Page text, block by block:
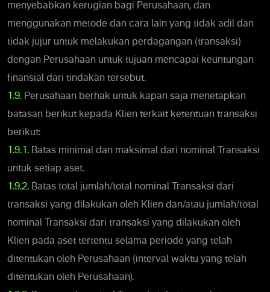
menyebabkan kerugian bagi Perusahaan, dan
menggunakan metode dan cara lain yang tidak adil dan
tidak jujur untuk melakukan perdagangan (transaksi)
dengan Perusahaan untuk tujuan mencapai keuntungan
finansial dari tindakan tersebut.
1.9. Perusahaan berhak untuk kapan saja menetapkan
batasan berikut kepada Klien terkait ketentuan transaksi
berikut:
1.9.1. Batas minimal dan maksimal dari nominal Transaksi
untuk setiap aset.
1.9.2. Batas total jumlah/total nominal Transaksi dari
transaksi yang dilakukan oleh Klien dan/atau jumlah/total
nominal Transaksi dari transaksi yang dilakukan oleh
Klien pada aset tertentu selama periode yang telah
ditentukan oleh Perusahaan (interval waktu yang telah
ditentukan oleh Perusahaan).